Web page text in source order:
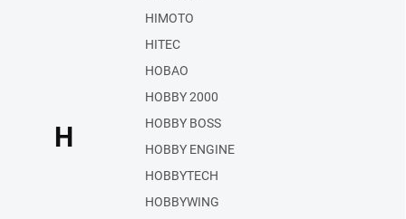
H
HIMOTO
HITEC
HOBAO
HOBBY 2000
HOBBY BOSS
HOBBY ENGINE
HOBBYTECH
HOBBYWING